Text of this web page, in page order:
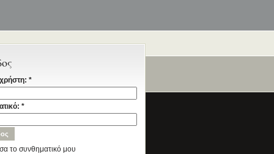
*
*
το συνθηματικό μου